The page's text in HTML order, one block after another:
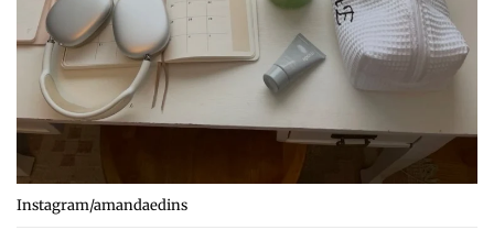
Instagram/amandaedins